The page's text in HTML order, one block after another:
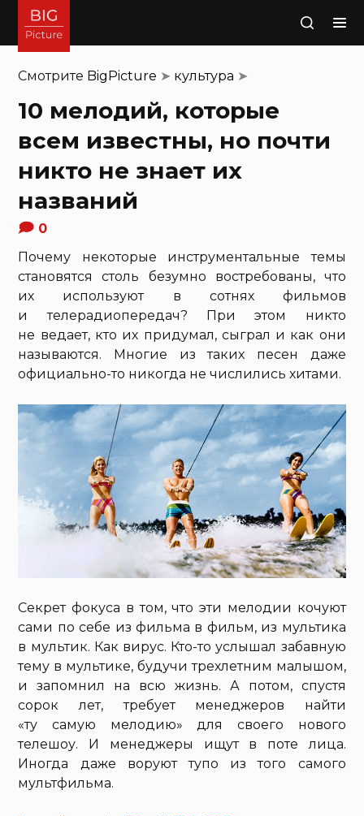
Поиск
Смотрите BigPicture ➤ культура ➤
10 мелодий, которые
всем известны, но почти
никто не знает их
названий
0
Почему некоторые инструментальные темы
становятся столь безумно востребованы, что
их используют в сотнях фильмов
и телерадиопередач? При этом никто
не ведает, кто их придумал, сыграл и как они
называются. Многие из таких песен даже
официально-то никогда не числились хитами.
Секрет фокуса в том, что эти мелодии кочуют
сами по себе из фильма в фильм, из мультика
в мультик. Как вирус. Кто-то услышал забавную
тему в мультике, будучи трехлетним малышом,
и запомнил на всю жизнь. А потом, спустя
сорок лет, требует менеджеров найти
«ту самую мелодию» для своего нового
телешоу. И менеджеры ищут в поте лица.
Иногда даже воруют тупо из того самого
мультфильма.